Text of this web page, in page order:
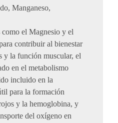
Manganeso,
como el Magnesio y el
contribuir al bienestar
y la función muscular, el
en el metabolismo
incluido en la
para la formación
y la hemoglobina, y
del oxígeno en